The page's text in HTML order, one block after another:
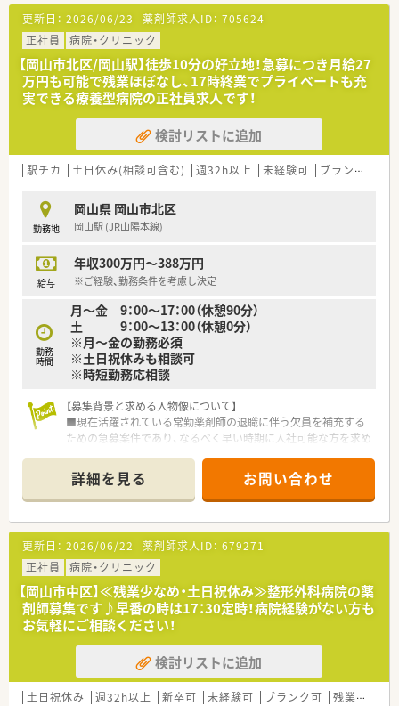
【法人特徴について】
■全国に展開する大手ドラッグストアグループの一員として、お
客様の健康と美容を支えるかかりつけ薬局を目指しています。
■2021年の経営統合を経て業界最大級の規模を誇り、安定した
経営基盤と将来性に優れた成長を続けている大手企業です。
■あなたにとってのいちばんへという理念を掲げ、お客様だけで
なく従業員にとっても働きがいのある職場環境を追求していま
【想定される業務内容】
者様へのきめ細やかな服薬指導、薬歴管理を担当いただきます。
■OTC医薬品の販売や健康相談にも携わり、地域住民のセルフメ
ディケーションをサポートする役割も担っていただきます。
剤過誤を防止しながら安全で正確な業務遂行を目指していま
す。
更新日： 2026/06/23 薬剤師求人ID： 705624
正社員
病院・クリニック
【岡山市北区/岡山駅】徒歩10分の好立地！急募につき月給27
万円も可能で残業ほぼなし、17時終業でプライベートも充
実できる療養型病院の正社員求人です！
検討リストに追加
駅チカ 土日休み(相談可含む) 週32h以上 未経験可 ブランク可
勤務地
岡山県 岡山市北区
岡山駅 (JR山陽本線)
給与
年収300万円～388万円
※ご経験、勤務条件を考慮し決定
勤務
時間
月～金 9：00～17：00（休憩90分）
土 9：00～13：00（休憩0分）
※月～金の勤務必須
※土日祝休みも相談可
※時短勤務応相談
【募集背景と求める人物像について】
■現在活躍されている常勤薬剤師の退職に伴う欠員を補充する
ための急募案件であり、なるべく早い時期に入社可能な方を求め
■調剤薬局での経験のみをお持ちの方も歓迎しており、病院実務
が未経験であっても新しい業務に意欲的に取り組める方を募っ
ています。
■療養型20床の病院であるため、病棟業務に対しても抵抗感を
持たず、患者様に寄り添った丁寧な対応ができる方を理想として
います。
【法人特徴について】
■「一人は皆のために、皆は一人のために」という精神を重んじ
ており、スタッフ全員が助け合いながら成長できる環境を整えて
います。
■利用者様とスタッフの双方が主役になれる温かい場所づくり
を目指し、地域の皆様に愛される心の通ったサービスを提供し続
けています。
■幅広い介護サービスも展開しているため、多職種との連携が非
詳細を見る お問い合わせ
更新日： 2026/06/22 薬剤師求人ID： 679271
正社員
病院・クリニック
【岡山市中区】≪残業少なめ・土日祝休み≫整形外科病院の薬
剤師募集です♪早番の時は17：30定時！病院経験がない方も
お気軽にご相談ください！
検討リストに追加
土日祝休み 週32h以上 新卒可 未経験可 ブランク可 残業なし(ほぼなし含む)